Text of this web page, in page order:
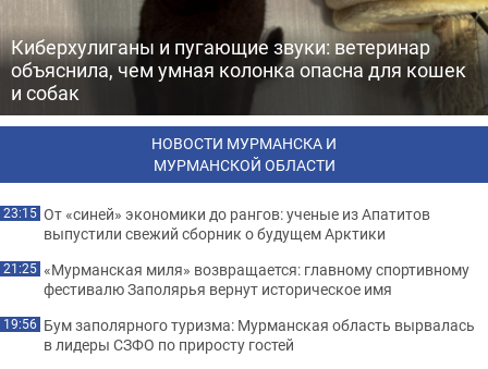
Киберхулиганы и пугающие звуки: ветеринар
объяснила, чем умная колонка опасна для кошек
и собак
НОВОСТИ МУРМАНСКА И
МУРМАНСКОЙ ОБЛАСТИ
23:15 От «синей» экономики до рангов: ученые из Апатитов
выпустили свежий сборник о будущем Арктики
21:25 «Мурманская миля» возвращается: главному спортивному
фестивалю Заполярья вернут историческое имя
19:56 Бум заполярного туризма: Мурманская область вырвалась
в лидеры СЗФО по приросту гостей